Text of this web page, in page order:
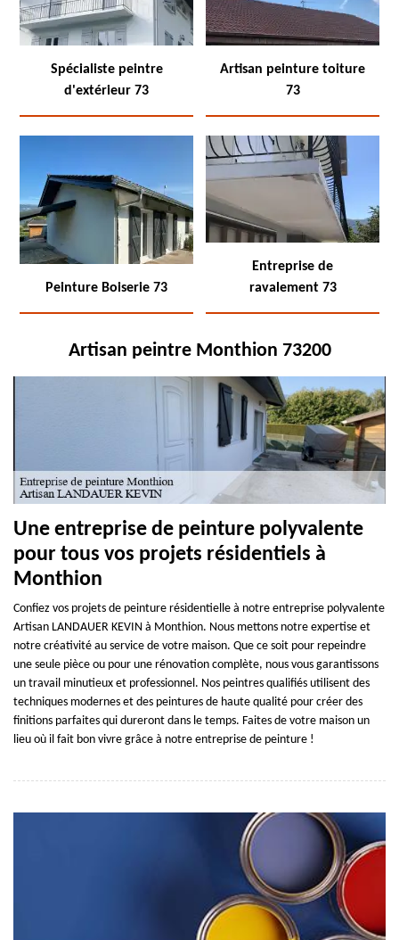
Spécialiste peintre
d'extérieur 73
Artisan peinture toiture
73
Peinture Boiserie 73
Entreprise de
ravalement 73
Artisan peintre Monthion 73200
Une entreprise de peinture polyvalente
pour tous vos projets résidentiels à
Monthion
Confiez vos projets de peinture résidentielle à notre entreprise polyvalente
Artisan LANDAUER KEVIN à Monthion. Nous mettons notre expertise et
notre créativité au service de votre maison. Que ce soit pour repeindre
une seule pièce ou pour une rénovation complète, nous vous garantissons
un travail minutieux et professionnel. Nos peintres qualifiés utilisent des
techniques modernes et des peintures de haute qualité pour créer des
finitions parfaites qui dureront dans le temps. Faites de votre maison un
lieu où il fait bon vivre grâce à notre entreprise de peinture !